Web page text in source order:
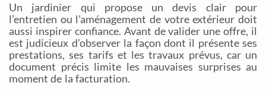
Un jardinier qui propose un devis clair pour
l’entretien ou l’aménagement de votre extérieur doit
aussi inspirer confiance. Avant de valider une offre, il
est judicieux d’observer la façon dont il présente ses
prestations, ses tarifs et les travaux prévus, car un
document précis limite les mauvaises surprises au
moment de la facturation.